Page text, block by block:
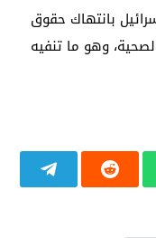
بانتهاك حقوق
وهو ما تنفيه